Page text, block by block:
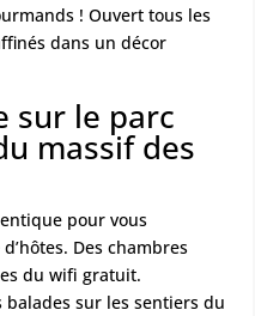
! Ouvert tous les
dans un décor
sur le parc
massif des
pour vous
Des chambres
du wifi gratuit.
sur les sentiers du